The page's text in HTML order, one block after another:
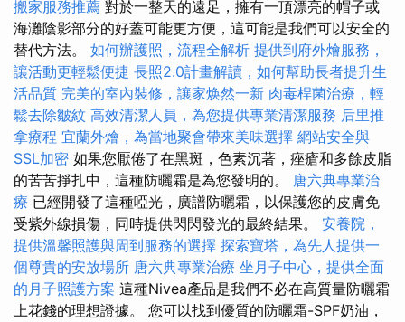
搬家服務推薦 對於一整天的遠足，擁有一頂漂亮的帽子或
海灘陰影部分的好蓋可能更方便，這可能是我們可以安全的
替代方法。 如何辦護照，流程全解析 提供到府外燴服務，
讓活動更輕鬆便捷 長照2.0計畫解讀，如何幫助長者提升生
活品質 完美的室內裝修，讓家焕然一新 肉毒桿菌治療，輕
鬆去除皺紋 高效清潔人員，為您提供專業清潔服務 后里推
拿療程 宜蘭外燴，為當地聚會帶來美味選擇 網站安全與
SSL加密 如果您厭倦了在黑斑，色素沉著，痤瘡和多餘皮脂
的苦苦掙扎中，這種防曬霜是為您發明的。 唐六典專業治
療 已經開發了這種啞光，廣譜防曬霜，以保護您的皮膚免
受紫外線損傷，同時提供閃閃發光的最終結果。 安養院，
提供溫馨照護與周到服務的選擇 探索寶塔，為先人提供一
個尊貴的安放場所 唐六典專業治療 坐月子中心，提供全面
的月子照護方案 這種Nivea產品是我們不必在高質量防曬霜
上花錢的理想證據。 您可以找到優質的防曬霜-SPF奶油，